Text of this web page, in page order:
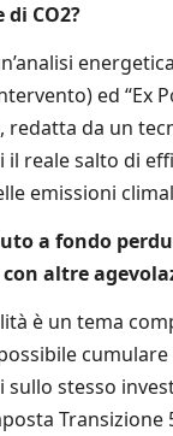
CO2?
ed “Ex
redatta da un
il reale salto di
emissioni
a fondo
altre
è un tema
sullo stesso
Transizione